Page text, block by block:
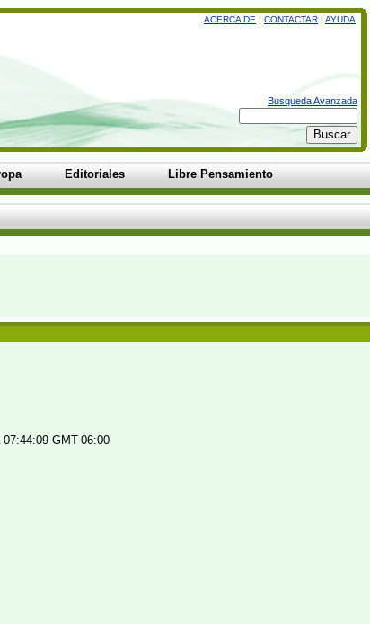
ACERCA DE | CONTACTAR | AYUDA
Busqueda Avanzada
Editoriales Libre Pensamiento
GMT-06:00